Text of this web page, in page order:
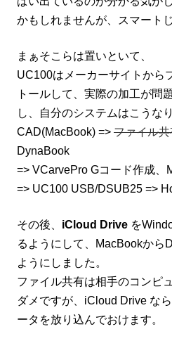
かもしれませんが、スマート
まぁそこらは置いといて、
UC100はメーカーサイトから
トールして、実際の加工が問
し、自分のシステムはこうな
CAD(MacBook) => ファイル共
DynaBook
=> VCarvePro Gコード作成、
=> UC100 USB/DSUB25 =>
その後、 iCloud Drive を
るようにして、MacBookから
ようにしました。
ファイル共有は相手のコンピ
ダメですが、iCloud Drive な
ータを放り込んでおけます。